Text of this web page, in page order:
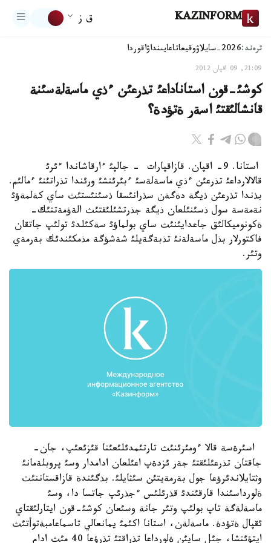
KAZINFORM ق ز
ترەند:2026-سايلاۋ وقيعاتاعايىنداۋاقوردا
21:09, 09 اقپان 2012
كوشئ-قون استاناداعئ تذرعئن ءذي ماسةلةسئنة
قانشالئقتئ اسةر ةتؤدة؟
استانا. 9- اقپان. قازاقپارات - جالپئ ءارقاشاندا ءئرئ
قالالارداعئ تذرعئن ءذي ماسةلةسئ ءبئرئنشئ ورئندا تذراتئنئ ءمالئم.
بذندا تذرعئن ذيگة دةگةن سذرانئسقا ذسئنئستئث ساي كةلمةؤئ
نةمةسة سول ذسئنئلعان ذيگة جذرتشئلئقتئث الةؤمةتتئك-
ةكونوميكالئق جاعدايئنئث ساي بولماؤئ سةكئلدئ تولئپ جاتقان
فاكتورلار بذل ماسةلةنئ تذبةگةيلئ شةشؤگة مذمكئندئك بةرمةي
وتئر.
اسئرةسة قالا ءومئرئنئث تارتئمدئلئعئنا قئزئعئپ، جان-
جاقتان تذرعئلئقتئ جةر ئزدةپ اعئلعان ادامدار وسئ پروبلةمانئ
وثتايلاندئرؤعا جول بةرمةيتئن سئثايلئ. بذگئندة قازاقستاننئث
ةلورداسئندا قارقئندئ قذرئلئس ءجذرئپ جاتسا دا، وسئ
ماسةلةگة تاپ بولئپ وتئر جانة وسئعان كوشئ-قون ايتارلئقتاي
ئقپال ةتؤدة. ماسةلةن، استانا اكئمئ يمانعالي تاسماعامبةتوأتئث